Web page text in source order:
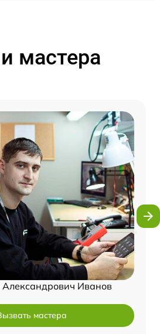
мастера
Александрович Иванов
мастера